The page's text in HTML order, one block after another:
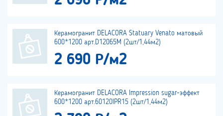
Керамогранит DELACORA Statuary Venato матовый
600*1200 арт.D12065M (2шт/1,44м2)
2 690 Р/м2
Керамогранит DELACORA Impression sugar-эффект
600*1200 арт.60120IPR15 (2шт/1,44м2)